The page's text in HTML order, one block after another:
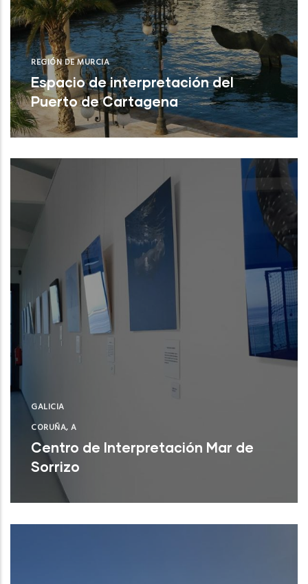
REGIÓN DE MURCIA
Espacio de interpretación del
Puerto de Cartagena
Cartagena (Región de Murcia)
GALICIA
CORUÑA, A
Centro de Interpretación Mar de
Sorrizo
Arteixo (A Coruña)